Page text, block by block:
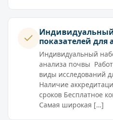
показателей для
Индивидуальный
анализа почвы
виды исследований
Наличие
сроков Бесплатное
Самая широкая […]